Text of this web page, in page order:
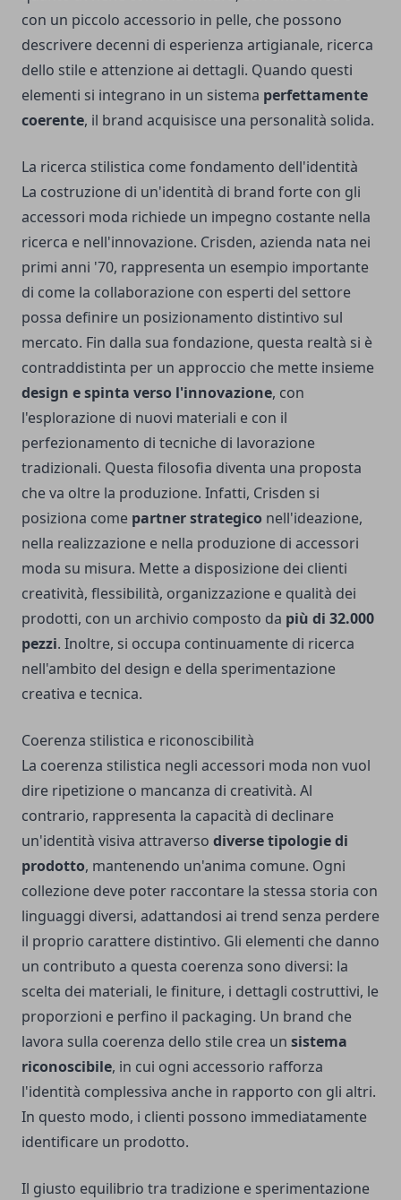
con un piccolo accessorio in pelle, che possono
descrivere decenni di esperienza artigianale, ricerca
dello stile e attenzione ai dettagli. Quando questi
elementi si integrano in un sistema perfettamente
coerente, il brand acquisisce una personalità solida.
La ricerca stilistica come fondamento dell'identità
La costruzione di un'identità di brand forte con gli
accessori moda richiede un impegno costante nella
ricerca e nell'innovazione. Crisden, azienda nata nei
primi anni '70, rappresenta un esempio importante
di come la collaborazione con esperti del settore
possa definire un posizionamento distintivo sul
mercato. Fin dalla sua fondazione, questa realtà si è
contraddistinta per un approccio che mette insieme
design e spinta verso l'innovazione, con
l'esplorazione di nuovi materiali e con il
perfezionamento di tecniche di lavorazione
tradizionali. Questa filosofia diventa una proposta
che va oltre la produzione. Infatti, Crisden si
posiziona come partner strategico nell'ideazione,
nella realizzazione e nella produzione di accessori
moda su misura. Mette a disposizione dei clienti
creatività, flessibilità, organizzazione e qualità dei
prodotti, con un archivio composto da più di 32.000
pezzi. Inoltre, si occupa continuamente di ricerca
nell'ambito del design e della sperimentazione
creativa e tecnica.
Coerenza stilistica e riconoscibilità
La coerenza stilistica negli accessori moda non vuol
dire ripetizione o mancanza di creatività. Al
contrario, rappresenta la capacità di declinare
un'identità visiva attraverso diverse tipologie di
prodotto, mantenendo un'anima comune. Ogni
collezione deve poter raccontare la stessa storia con
linguaggi diversi, adattandosi ai trend senza perdere
il proprio carattere distintivo. Gli elementi che danno
un contributo a questa coerenza sono diversi: la
scelta dei materiali, le finiture, i dettagli costruttivi, le
proporzioni e perfino il packaging. Un brand che
lavora sulla coerenza dello stile crea un sistema
riconoscibile, in cui ogni accessorio rafforza
l'identità complessiva anche in rapporto con gli altri.
In questo modo, i clienti possono immediatamente
identificare un prodotto.
Il giusto equilibrio tra tradizione e sperimentazione